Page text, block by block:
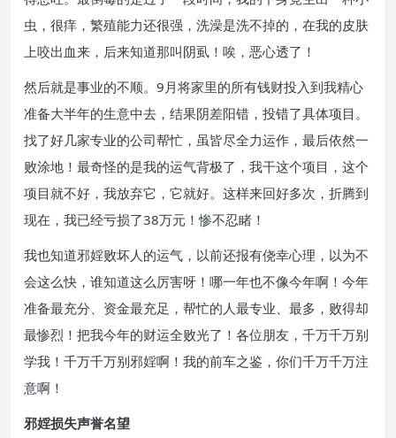
虫，很痒，繁殖能力还很强，洗澡是洗不掉的，在我的皮肤
上咬出血来，后来知道那叫阴虱！唉，恶心透了！
然后就是事业的不顺。9月将家里的所有钱财投入到我精心
准备大半年的生意中去，结果阴差阳错，投错了具体项目。
找了好几家专业的公司帮忙，虽皆尽全力运作，最后依然一
败涂地！最奇怪的是我的运气背极了，我干这个项目，这个
项目就不好，我放弃它，它就好。这样来回好多次，折腾到
现在，我已经亏损了38万元！惨不忍睹！
我也知道邪婬败坏人的运气，以前还报有侥幸心理，以为不
会这么快，谁知道这么厉害呀！哪一年也不像今年啊！今年
准备最充分、资金最充足，帮忙的人最专业、最多，败得却
最惨烈！把我今年的财运全败光了！各位朋友，千万千万别
学我！千万千万别邪婬啊！我的前车之鉴，你们千万千万注
意啊！
邪婬损失声誉名望